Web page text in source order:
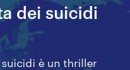
dei suicidi
è un thriller